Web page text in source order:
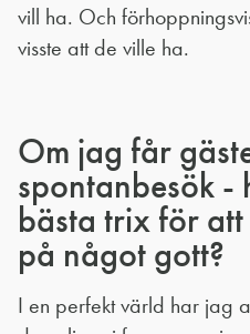
vill ha. Och
visste att de ville ha.
Om jag får
spontanbesök -
bästa trix för
på något gott?
I en perfekt värld har jag